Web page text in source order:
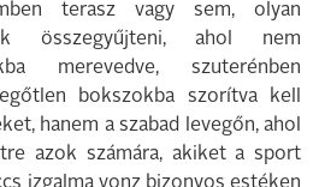
terasz vagy sem, olyan
összegyűjteni, ahol nem
merevedve, szuterénben
bokszokba szorítva kell
hanem a szabad levegőn, ahol
azok számára, akiket a sport